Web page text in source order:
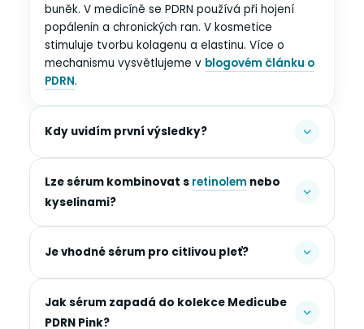
buněk. V medicíně se PDRN používá při hojení
popálenin a chronických ran. V kosmetice
stimuluje tvorbu kolagenu a elastinu. Více o
mechanismu vysvětlujeme v blogovém článku o
PDRN.
Kdy uvidím první výsledky?
Lze sérum kombinovat s retinolem nebo
kyselinami?
Je vhodné sérum pro citlivou pleť?
Jak sérum zapadá do kolekce Medicube
PDRN Pink?